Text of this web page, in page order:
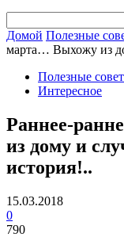
Домой Полезные
марта… Выхожу из
Полезные
Интересное
Раннее-
из дому и
история!..
15.03.2018
0
790